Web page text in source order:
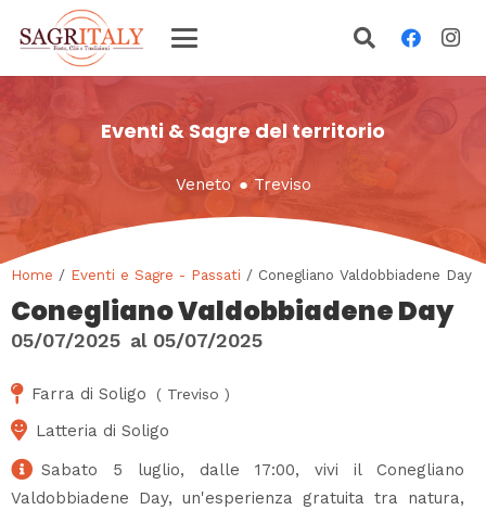
Eventi & Sagre del territorio
Veneto ● Treviso
Home / Eventi e Sagre - Passati / Conegliano Valdobbiadene Day
Conegliano Valdobbiadene Day
05/07/2025 al 05/07/2025
Farra di Soligo ( Treviso )
Latteria di Soligo
Sabato 5 luglio, dalle 17:00, vivi il Conegliano
Valdobbiadene Day, un'esperienza gratuita tra natura,